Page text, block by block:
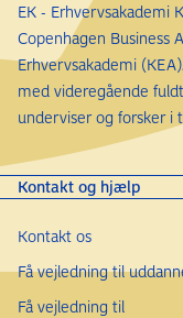
EK - Erhvervsakademi
Copenhagen Business
Erhvervsakademi
med videregående
underviser og forsker i
Kontakt og hjælp
Kontakt os
Få vejledning til
Få vejledning til